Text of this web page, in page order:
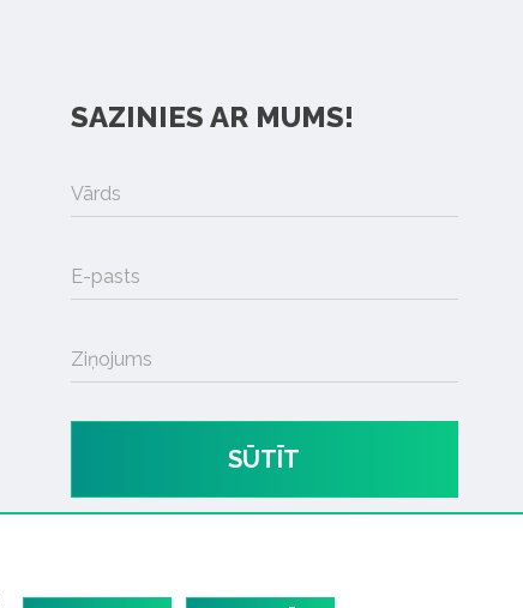
SAZINIES AR MUMS!
Vārds
E-pasts
Ziņojums
SŪTĪT